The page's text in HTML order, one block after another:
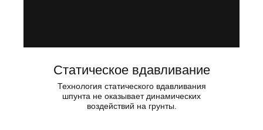
Статическое вдавливание
Технология статического вдавливания
шпунта не оказывает динамических
воздействий на грунты.